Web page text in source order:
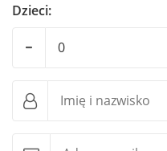
Dzieci: